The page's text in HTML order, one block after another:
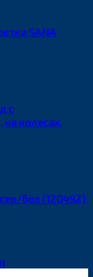
SANA
с
колесах,
бел (120492)